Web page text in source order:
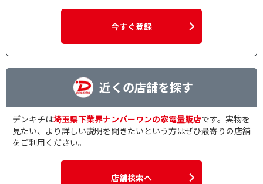
今すぐ登録
近くの店舗を探す
デンキチは埼玉県下業界ナンバーワンの家電量販店です。実物を
見たい、より詳しい説明を聞きたいという方はぜひ最寄りの店舗
をご利用ください。
店舗検索へ